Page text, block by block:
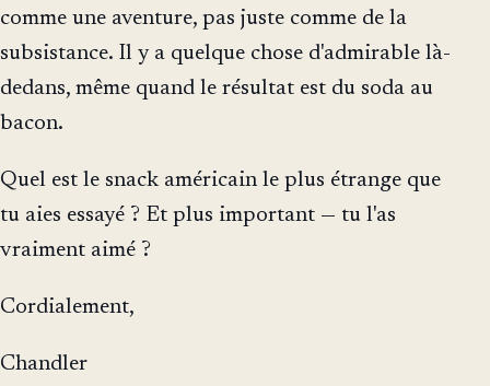
comme une aventure, pas juste comme de la
subsistance. Il y a quelque chose d'admirable là-
dedans, même quand le résultat est du soda au
bacon.
Quel est le snack américain le plus étrange que
tu aies essayé ? Et plus important — tu l'as
vraiment aimé ?
Cordialement,
Chandler